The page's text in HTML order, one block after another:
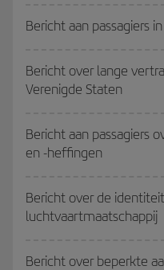
Bericht aan passagiers
Bericht over lange
Verenigde Staten
Bericht aan passagiers
en -heffingen
Bericht over de
luchtvaartmaatschappij
Bericht over beperkte